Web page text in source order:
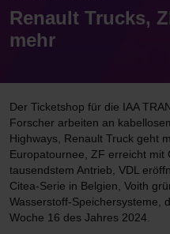
Renault Trucks,
mehr
Der Ticketshop für die IAA
Forscher arbeiten an
Highways, Renault Truck geht
Europatournee, ZF erreicht
tausendstem Antrieb, VDL
Citea-Serie in Belgien, Voith
Wasserstoff-Speichersysteme,
Woche 16 des Jahres 2024.